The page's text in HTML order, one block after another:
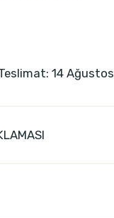
14 Ağustos